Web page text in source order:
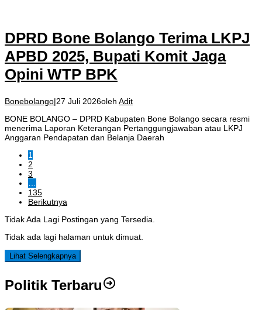
DPRD Bone Bolango Terima LKPJ
APBD 2025, Bupati Komit Jaga
Opini WTP BPK
Bonebolango|27 Juli 2026oleh Adit
BONE BOLANGO – DPRD Kabupaten Bone Bolango secara resmi
menerima Laporan Keterangan Pertanggungjawaban atau LKPJ
Anggaran Pendapatan dan Belanja Daerah
1
2
3
135
Berikutnya
Tidak Ada Lagi Postingan yang Tersedia.
Tidak ada lagi halaman untuk dimuat.
Lihat Selengkapnya
Politik Terbaru